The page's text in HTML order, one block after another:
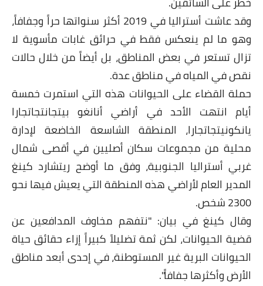
وقد عاشت أستراليا في 2019 أكثر سنواتها حراً وجفافاً،
وهو ما لم ينعكس فقط في حرائق غابات مأسوية لا
تزال تستعر في بعض المناطق، بل أيضاً من خلال حالات
نقص في المياه في مناطق عدة.
حملة القضاء على الحيوانات هذه التي استمرت خمسة
أيام انتهت الأحد في أراضي أنانغو بيتجانتجاتجارا
يانكونيتجاتجارا، المنطقة الشاسعة الخاضعة لإدارة
محلية من مجموعات سكان أصليين في أقصى شمال
غربي أستراليا الجنوبية، وفق ما أوضح ريتشارد كينغ
المدير العام لأراضي هذه المنطقة التي يعيش فيها نحو
2300 شخص.
وقال كينغ في بيان: "نتفهم مخاوف المدافعين عن
قضية الحيوانات، لكن ثمة تضليلاً كبيراً إزاء حقائق حياة
الحيوانات البرية غير المستوطنة، في إحدى أبعد مناطق
الأرض وأكثرها جفافاً".